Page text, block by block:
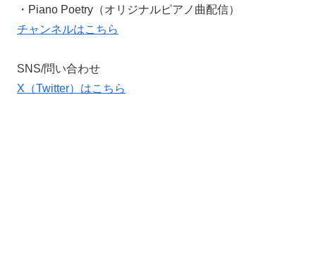
・Piano Poetry（オリジナルピアノ曲配信）
チャンネルはこちら
SNS/問い合わせ
X（Twitter）はこちら